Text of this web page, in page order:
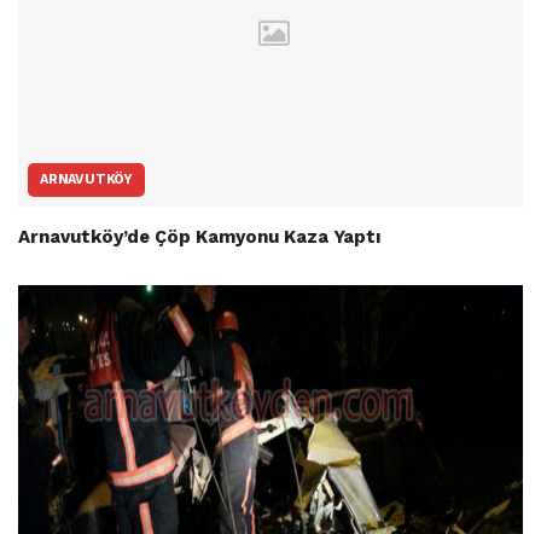
ARNAVUTKÖY
Arnavutköy’de Çöp Kamyonu Kaza Yaptı